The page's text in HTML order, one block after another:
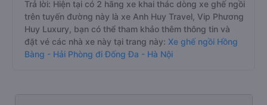
Trả lời: Hiện tại có 2 hãng xe khai thác dòng xe ghế ngồi
trên tuyến đường này là xe Anh Huy Travel, Vip Phương
Huy Luxury, bạn có thể tham khảo thêm thông tin và
đặt vé các nhà xe này tại trang này: Xe ghế ngồi Hồng
Bàng - Hải Phòng đi Đống Đa - Hà Nội